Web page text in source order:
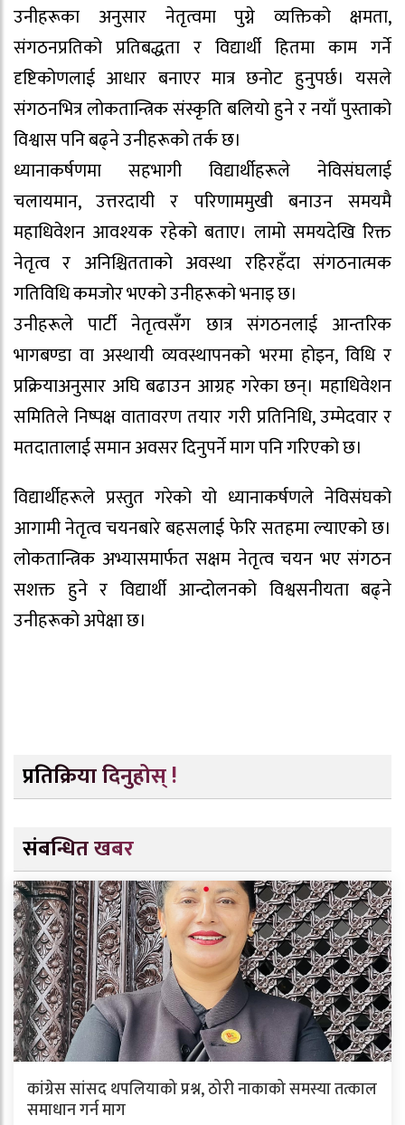
उनीहरूका अनुसार नेतृत्वमा पुग्ने व्यक्तिको क्षमता,
संगठनप्रतिको प्रतिबद्धता र विद्यार्थी हितमा काम गर्ने
दृष्टिकोणलाई आधार बनाएर मात्र छनोट हुनुपर्छ। यसले
संगठनभित्र लोकतान्त्रिक संस्कृति बलियो हुने र नयाँ पुस्ताको
विश्वास पनि बढ्ने उनीहरूको तर्क छ।
ध्यानाकर्षणमा सहभागी विद्यार्थीहरूले नेविसंघलाई
चलायमान, उत्तरदायी र परिणाममुखी बनाउन समयमै
महाधिवेशन आवश्यक रहेको बताए। लामो समयदेखि रिक्त
नेतृत्व र अनिश्चितताको अवस्था रहिरहँदा संगठनात्मक
गतिविधि कमजोर भएको उनीहरूको भनाइ छ।
उनीहरूले पार्टी नेतृत्वसँग छात्र संगठनलाई आन्तरिक
भागबण्डा वा अस्थायी व्यवस्थापनको भरमा होइन, विधि र
प्रक्रियाअनुसार अघि बढाउन आग्रह गरेका छन्। महाधिवेशन
समितिले निष्पक्ष वातावरण तयार गरी प्रतिनिधि, उम्मेदवार र
मतदातालाई समान अवसर दिनुपर्ने माग पनि गरिएको छ।
विद्यार्थीहरूले प्रस्तुत गरेको यो ध्यानाकर्षणले नेविसंघको
आगामी नेतृत्व चयनबारे बहसलाई फेरि सतहमा ल्याएको छ।
लोकतान्त्रिक अभ्यासमार्फत सक्षम नेतृत्व चयन भए संगठन
सशक्त हुने र विद्यार्थी आन्दोलनको विश्वसनीयता बढ्ने
उनीहरूको अपेक्षा छ।
प्रतिक्रिया दिनुहोस् !
संबन्धित खबर
कांग्रेस सांसद थपलियाको प्रश्न, ठोरी नाकाको समस्या तत्काल
समाधान गर्न माग